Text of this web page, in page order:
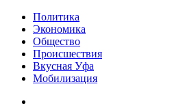
Политика
Экономика
Общество
Происшествия
Вкусная Уфа
Мобилизация